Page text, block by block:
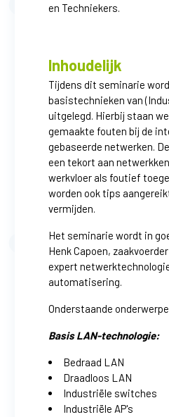
en Techniekers.
Inhoudelijk
Tijdens dit seminarie
basistechnieken van
uitgelegd. Hierbij staan
gemaakte fouten bij de
gebaseerde netwerken.
een tekort aan
werkvloer als foutief
worden ook tips
vermijden.
Het seminarie wordt in
Henk Capoen,
expert
automatisering.
Onderstaande
Basis LAN-technologie:
Bedraad LAN
Draadloos LAN
Industriële switches
Industriële AP's